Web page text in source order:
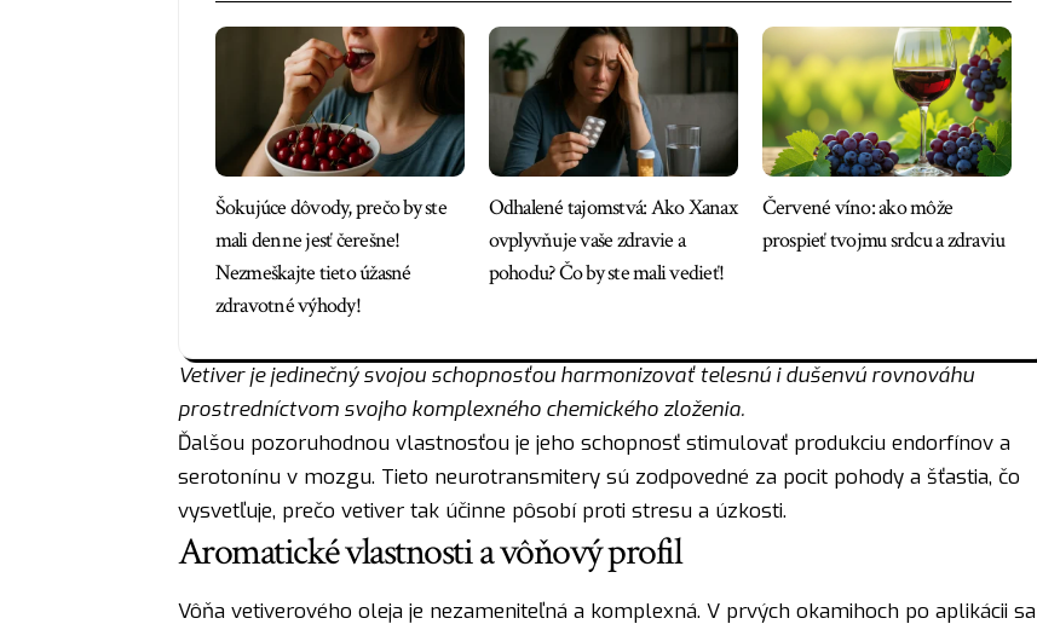
Šokujúce dôvody, prečo by ste
mali denne jesť čerešne!
Nezmeškajte tieto úžasné
zdravotné výhody!
Odhalené tajomstvá: Ako Xanax
ovplyvňuje vaše zdravie a
pohodu? Čo by ste mali vedieť!
Červené víno: ako môže
prospieť tvojmu srdcu a zdraviu
Vetiver je jedinečný svojou schopnosťou harmonizovať telesnú i dušenvú rovnováhu
prostredníctvom svojho komplexného chemického zloženia.
Ďalšou pozoruhodnou vlastnosťou je jeho schopnosť stimulovať produkciu endorfínov a
serotonínu v mozgu. Tieto neurotransmitery sú zodpovedné za pocit pohody a šťastia, čo
vysvetľuje, prečo vetiver tak účinne pôsobí proti stresu a úzkosti.
Aromatické vlastnosti a vôňový profil
Vôňa vetiverového oleja je nezameniteľná a komplexná. V prvých okamihoch po aplikácii sa